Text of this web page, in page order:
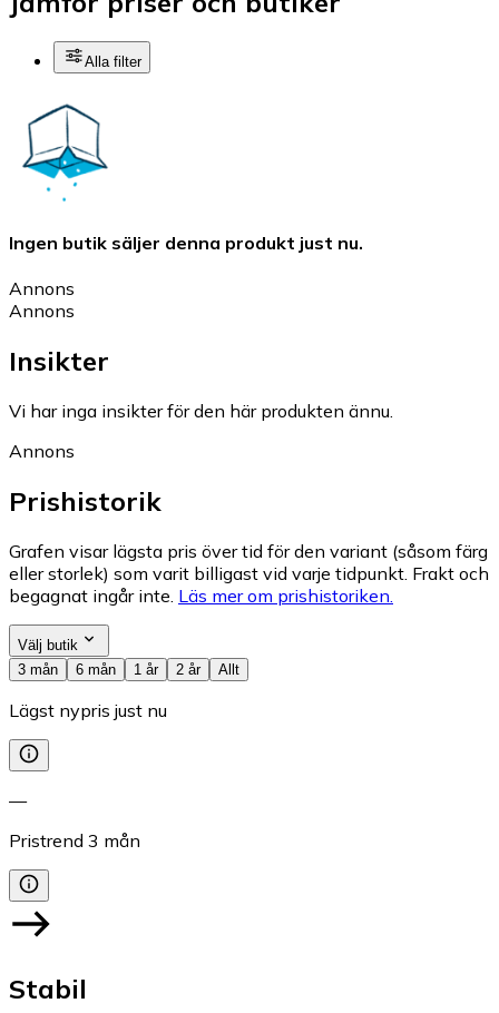
Alla filter
Ingen butik säljer denna produkt just nu.
Annons
Annons
Insikter
Vi har inga insikter för den här produkten ännu.
Annons
Prishistorik
Grafen visar lägsta pris över tid för den variant (såsom färg
eller storlek) som varit billigast vid varje tidpunkt. Frakt och
begagnat ingår inte. Läs mer om prishistoriken.
Välj butik
3 mån
6 mån 1 år 2 år Allt
Lägst nypris just nu
—
Pristrend 3 mån
Stabil